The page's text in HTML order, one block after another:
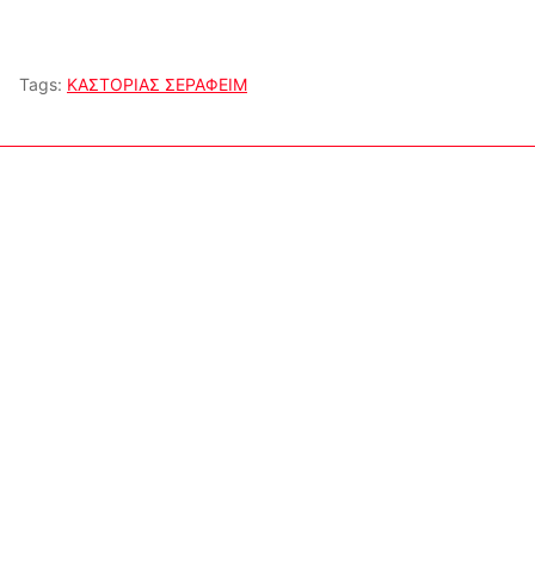
Tags: ΚΑΣΤΟΡΙΑΣ ΣΕΡΑΦΕΙΜ